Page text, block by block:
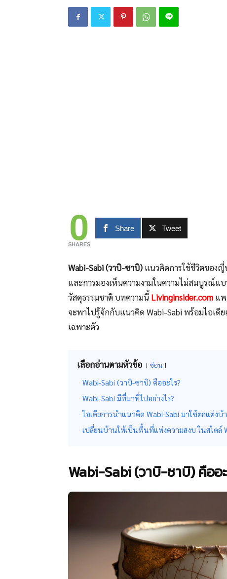
0
SHARES
Share Tweet
Wabi-Sabi (วาบิ-ซาบิ) แนวคิดการใช้ชีวิตของญี่
และการมองเห็นความงามในความไม่สมบูรณ์แ
วัสดุธรรมชาติ บทความนี้ Livinginsider.com แพ
จะพาไปรู้จักกับแนวคิด Wabi-Sabi พร้อมไอเ
เฉพาะตัว
เลือกอ่านตามหัวข้อ ซ่อน
Wabi-Sabi (วาบิ-ซาบิ) คืออะไร?
Wabi-Sabi มีที่มาที่ไปอย่างไร?
ไอเดียการนำแนวคิด Wabi-Sabi มาใช้ตกแต่ง
เปลี่ยนบ้านให้เป็นพื้นที่แห่งความสงบ ในสไตล์
Wabi-Sabi (วาบิ-ซาบิ) คืออ